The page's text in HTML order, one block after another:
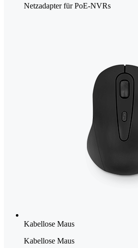
Netzadapter für PoE-NVRs
Kabellose Maus
Kabellose Maus